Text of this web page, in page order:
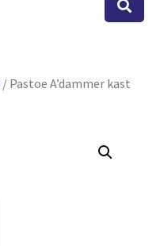
/ Pastoe A’dammer kast